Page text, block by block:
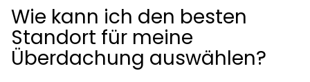
Wie kann ich den besten
Standort für meine
Überdachung auswählen?